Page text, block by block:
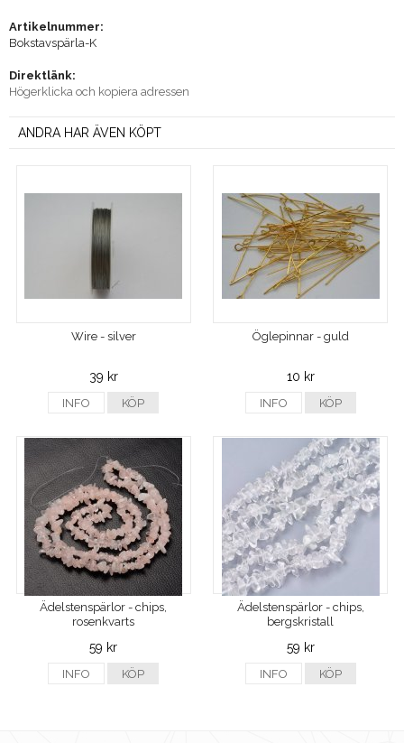
Artikelnummer:
Bokstavspärla-K
Direktlänk:
Högerklicka och kopiera adressen
ANDRA HAR ÄVEN KÖPT
Wire - silver
39 kr
INFO KÖP
Öglepinnar - guld
10 kr
INFO KÖP
Ädelstenspärlor - chips,
rosenkvarts
59 kr
INFO KÖP
Ädelstenspärlor - chips,
bergskristall
59 kr
INFO KÖP